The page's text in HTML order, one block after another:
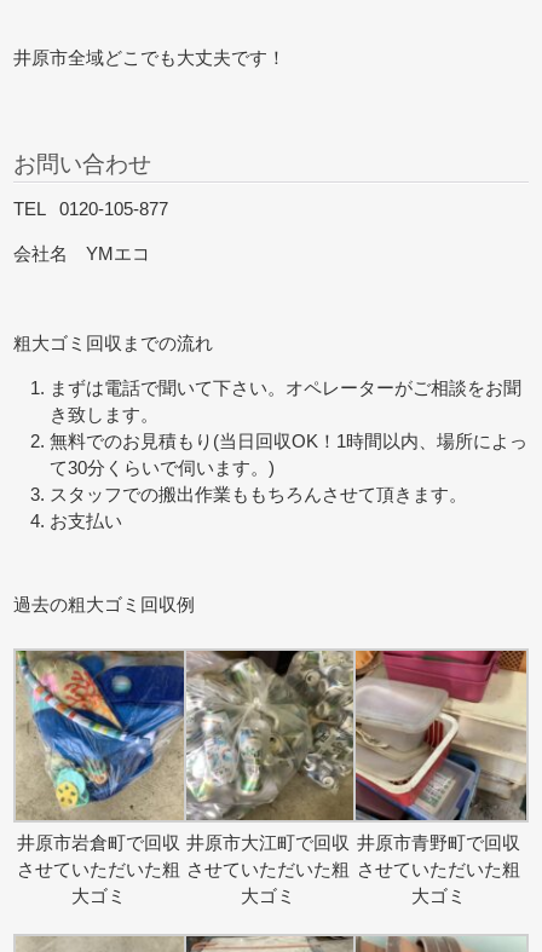
井原市全域どこでも大丈夫です！
お問い合わせ
TEL 0120-105-877
会社名 YMエコ
粗大ゴミ回収までの流れ
まずは電話で聞いて下さい。オペレーターがご相談をお聞
き致します。
無料でのお見積もり(当日回収OK！1時間以内、場所によっ
て30分くらいで伺います。)
スタッフでの搬出作業ももちろんさせて頂きます。
お支払い
過去の粗大ゴミ回収例
井原市岩倉町で回収
させていただいた粗
大ゴミ
井原市大江町で回収
させていただいた粗
大ゴミ
井原市青野町で回収
させていただいた粗
大ゴミ